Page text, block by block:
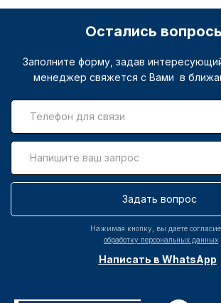
Остались
Заполните форму, задав
менеджер свяжется с Вами в
Задать вопрос
Нажимая кнопку, вы даете
обработку персональных данных
Написать в WhatsApp